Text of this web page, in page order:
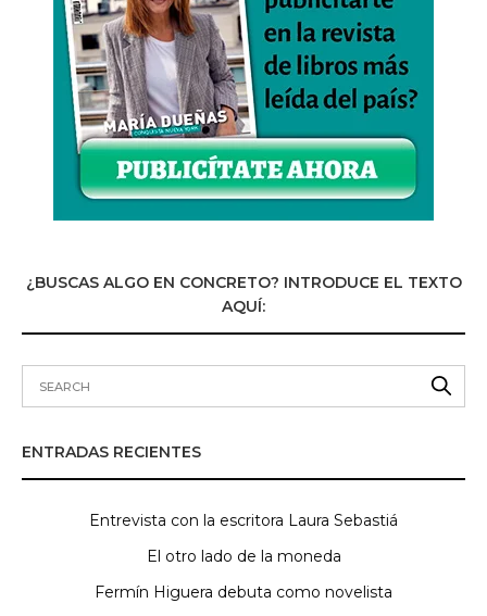
¿BUSCAS ALGO EN CONCRETO? INTRODUCE EL TEXTO
AQUÍ:
ENTRADAS RECIENTES
Entrevista con la escritora Laura Sebastiá
El otro lado de la moneda
Fermín Higuera debuta como novelista